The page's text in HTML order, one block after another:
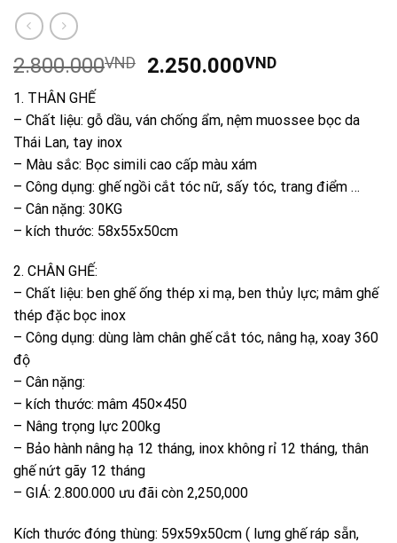
2.800.000VND
Giá
2.800.000VND.
2.250.000VNDGiá
là:
1. THÂN GHẾ
– Chất liệu: gỗ dầu, ván chống ẩm, nệm muossee bọc da
Thái Lan, tay inox
– Màu sắc: Bọc simili cao cấp màu xám
– Công dụng: ghế ngồi cắt tóc nữ, sấy tóc, trang điểm …
– Cân nặng: 30KG
– kích thước: 58x55x50cm
2. CHÂN GHẾ:
– Chất liệu: ben ghế ống thép xi mạ, ben thủy lực; mâm ghế
thép đặc bọc inox
– Công dụng: dùng làm chân ghế cắt tóc, nâng hạ, xoay 360
độ
– Cân nặng:
– kích thước: mâm 450×450
– Nâng trọng lực 200kg
– Bảo hành nâng hạ 12 tháng, inox không rỉ 12 tháng, thân
ghế nứt gãy 12 tháng
– GIÁ: 2.800.000 ưu đãi còn 2,250,000
Kích thước đóng thùng: 59x59x50cm ( lưng ghế ráp sẵn,